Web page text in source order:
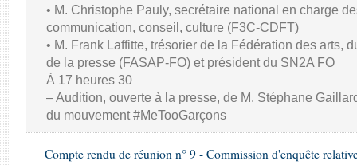
• M. Christophe Pauly, secrétaire national en charge
communication, conseil, culture (F3C-CDFT)
• M. Frank Laffitte, trésorier de la Fédération des arts,
de la presse (FASAP-FO) et président du SN2A FO
À 17 heures 30
– Audition, ouverte à la presse, de M. Stéphane
du mouvement #MeTooGarçons
Compte rendu de réunion n° 9 - Commission d'enquête